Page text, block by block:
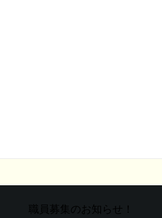
職員募集のお知らせ！